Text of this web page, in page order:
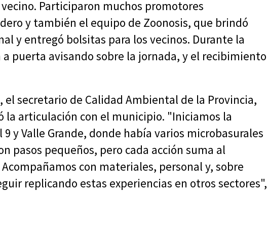
Participaron muchos promotores
y también el equipo de Zoonosis, que brindó
y entregó bolsitas para los vecinos. Durante la
puerta avisando sobre la jornada, y el recibimiento
secretario de Calidad Ambiental de la Provincia,
la articulación con el municipio. "Iniciamos la
y Valle Grande, donde había varios microbasurales
pasos pequeños, pero cada acción suma al
con materiales, personal y, sobre
replicando estas experiencias en otros sectores",